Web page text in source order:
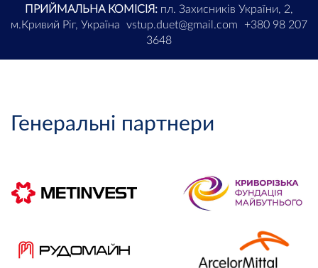
ПРИЙМАЛЬНА КОМІСІЯ: пл. Захисників України, 2,
м.Кривий Ріг, Україна
vstup.duet@gmail.com
+380 98 207
3648
Генеральні партнери